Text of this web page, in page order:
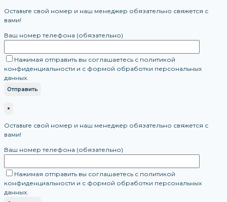
Оставьте свой номер и наш менеджер обязательно свяжется с
вами!
Ваш номер телефона (обязательно)
Нажимая отправить вы соглашаетесь с политикой
конфиденциальности и с формой обработки персональных
данных.
×
Оставьте свой номер и наш менеджер обязательно свяжется с
вами!
Ваш номер телефона (обязательно)
Нажимая отправить вы соглашаетесь с политикой
конфиденциальности и с формой обработки персональных
данных.